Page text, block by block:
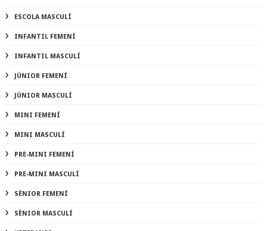
ESCOLA MASCULÍ
INFANTIL FEMENÍ
INFANTIL MASCULÍ
JÚNIOR FEMENÍ
JÚNIOR MASCULÍ
MINI FEMENÍ
MINI MASCULÍ
PRE-MINI FEMENÍ
PRE-MINI MASCULÍ
SÈNIOR FEMENÍ
SÈNIOR MASCULÍ